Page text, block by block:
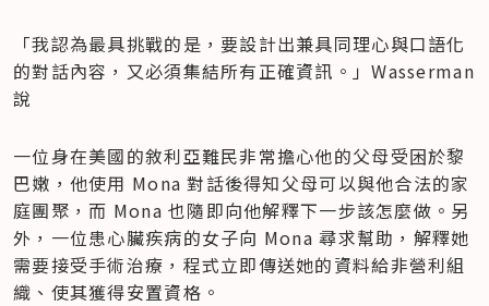
「我認為最具挑戰的是，要設計出兼具同理心與口語化
的對話內容，又必須集結所有正確資訊。」Wasserman
說
一位身在美國的敘利亞難民非常擔心他的父母受困於黎
巴嫩，他使用 Mona 對話後得知父母可以與他合法的家
庭團聚，而 Mona 也隨即向他解釋下一步該怎麼做。另
外，一位患心臟疾病的女子向 Mona 尋求幫助，解釋她
需要接受手術治療，程式立即傳送她的資料給非營利組
織、使其獲得安置資格。